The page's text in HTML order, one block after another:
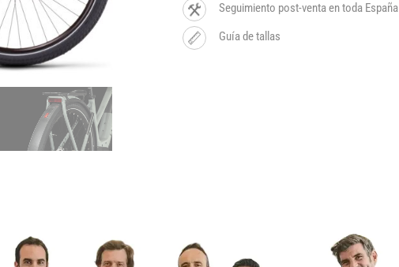
Seguimiento post-venta en toda España
Guía de tallas